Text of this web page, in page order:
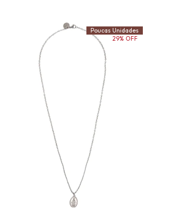
Poucas Unidades
29% OFF